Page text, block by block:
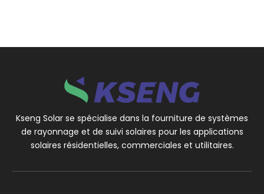
difficiles.Faciles à installer, nos pinces de toit rationalisent
toit solaires Kseng offrent une solution rentable pour fixer
les panneaux solaires aux toits sans nécessiter de
modifications coûteuses.Nos produits de fixation de toit
solaire sont conçus pour fournir une solution fiable,
durable et esthétique pour fixer les panneaux solaires aux
toits, ce qui en fait un choix avantageux pour une large
Kseng Solar se spécialise dans la fourniture de systèmes
de rayonnage et de suivi solaires pour les applications
solaires résidentielles, commerciales et utilitaires.